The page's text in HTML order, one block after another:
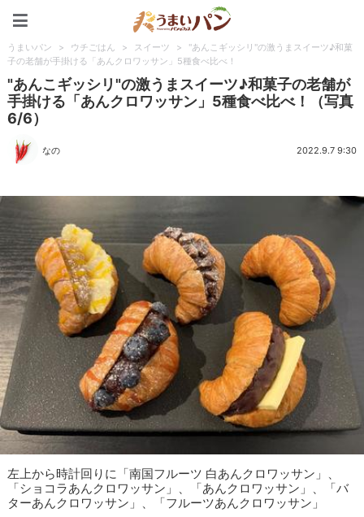
うまいパン > ウチごはん > スイーツ >
"あんこギッシリ"の激うまスイーツ♪和菓
子の老舗が手掛ける「あんクロワッサン」5種食べ比べ！
"あんこギッシリ"の激うまスイーツ♪和菓子の老舗が
手掛ける「あんクロワッサン」5種食べ比べ！（写真
6/6）
なの 2022.9.7 9:30
左上から時計回りに「南国フルーツ 白あんクロワッサン」、
「ショコラあんクロワッサン」、「あんクロワッサン」、「バ
ターあんクロワッサン」、「フルーツあんクロワッサン」